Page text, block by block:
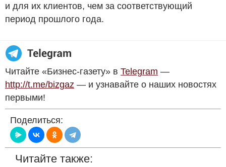
и для их клиентов, чем за соответствующий
период прошлого года.
Читайте «Бизнес-газету» в Telegram —
http://t.me/bizgaz — и узнавайте о наших новостях
первыми!
Поделиться:
Читайте также: